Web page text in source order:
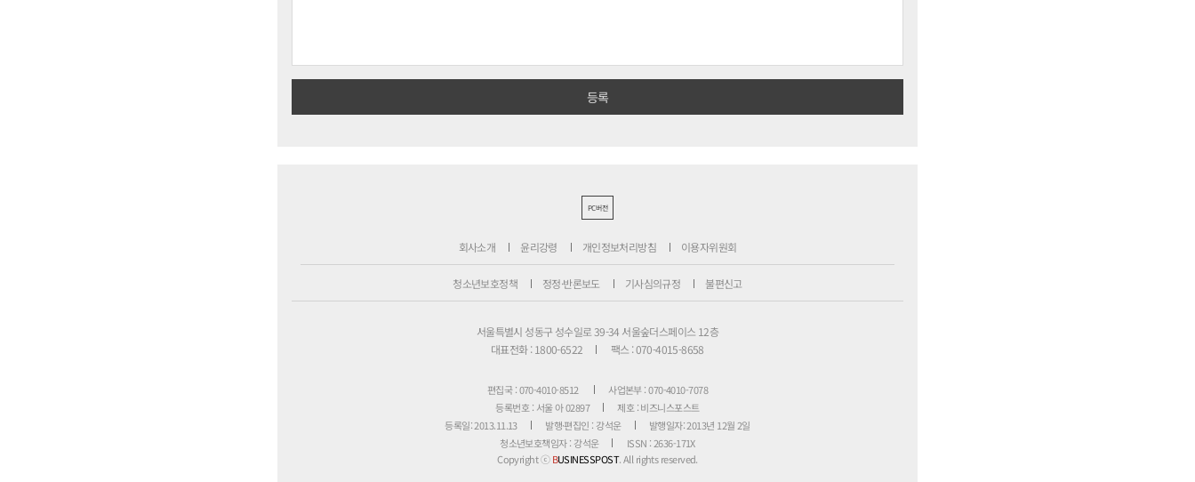
PC버전
회사소개 윤리강령 개인정보처리방침 이용자위원회
청소년보호정책 정정·반론보도 기사심의규정 불편신고
서울특별시 성동구 성수일로 39-34 서울숲더스페이스 12층
대표전화 : 1800-6522
팩스 : 070-4015-8658
편집국 : 070-4010-8512
사업본부 : 070-4010-7078
등록번호 : 서울 아 02897
제호 : 비즈니스포스트
등록일: 2013.11.13
발행·편집인 : 강석운
발행일자: 2013년 12월 2일
청소년보호책임자 : 강석운
ISSN : 2636-171X
Copyright ⓒBUSINESSPOST. All rights reserved.